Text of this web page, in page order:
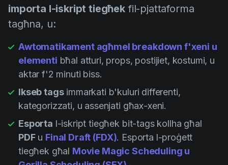
importa l-iskript tiegħek fil-pjattaforma
tagħna, u:
Awtomatikament agħmel breakdown f'xeni u
elementi bħal atturi, props, postijiet, kostumi, u
aktar f'2 minuti biss.
Ikseb tagsimmarkati b'kuluri differenti,
kategorizzati, u assenjati għax-xeni.
Esporta l-iskript tiegħek bit-tags kollha għal
PDFu Final Draft (FDX). Esporta l-proġett
tiegħek għal Movie Magic Scheduling u